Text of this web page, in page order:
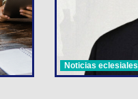
Noticias eclesiales